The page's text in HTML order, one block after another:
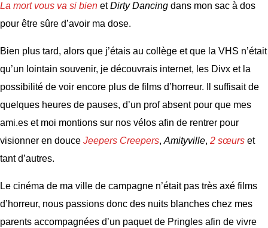
La mort vous va si bien etDirty Dancing dans mon sac à dos
pour être sûre d’avoir ma dose.
Bien plus tard, alors que j’étais au collège et que la VHS n’était
qu’un lointain souvenir, je découvrais internet, les Divx et la
possibilité de voir encore plus de films d’horreur. Il suffisait de
quelques heures de pauses, d’un prof absent pour que mes
ami.es et moi montions sur nos vélos afin de rentrer pour
visionner en douce Jeepers Creepers, Amityville, 2 sœurs et
tant d’autres.
Le cinéma de ma ville de campagne n’était pas très axé films
d’horreur, nous passions donc des nuits blanches chez mes
parents accompagnées d’un paquet de Pringles afin de vivre